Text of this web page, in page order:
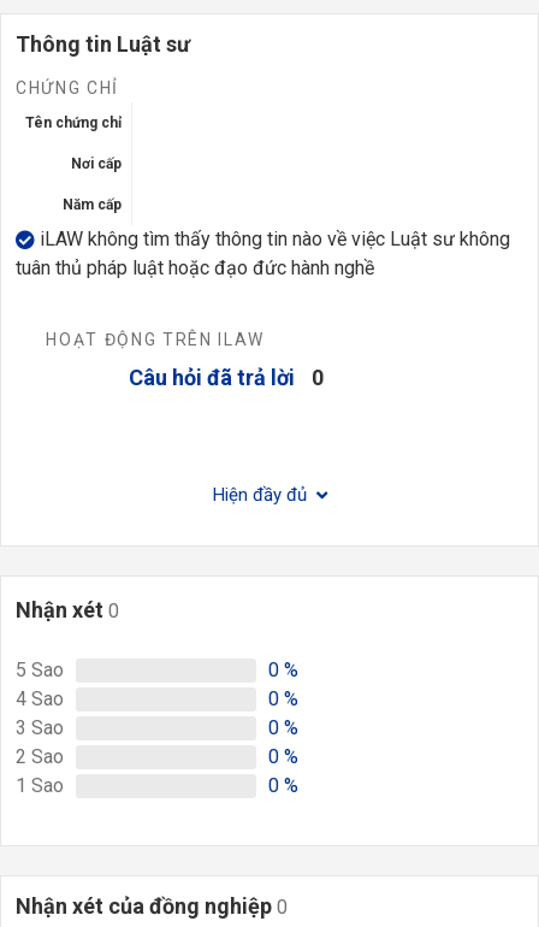
Thông tin Luật sư
CHỨNG CHỈ
Tên chứng chỉ
Nơi cấp
Năm cấp
iLAW không tìm thấy thông tin nào về việc Luật sư không
tuân thủ pháp luật hoặc đạo đức hành nghề
HOẠT ĐỘNG TRÊN ILAW
Câu hỏi đã trả lời 0
Hiện đầy đủ
Nhận xét 0
5 Sao 0 %
4 Sao 0 %
3 Sao 0 %
2 Sao 0 %
1 Sao 0 %
Nhận xét của đồng nghiệp 0